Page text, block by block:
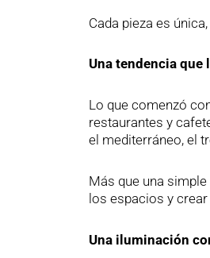
Cada pieza es
Una tendencia que
Lo que comenzó
restaurantes y
el mediterráneo, el
Más que una
los espacios y
Una iluminación